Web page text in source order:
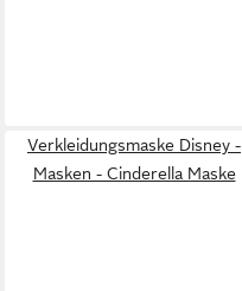
Verkleidungsmaske Disney -
Masken - Cinderella Maske